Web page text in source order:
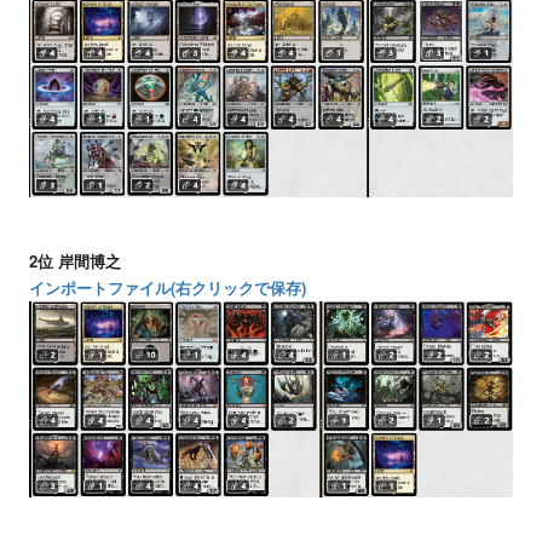
2位 岸間博之
インポートファイル(右クリックで保存)